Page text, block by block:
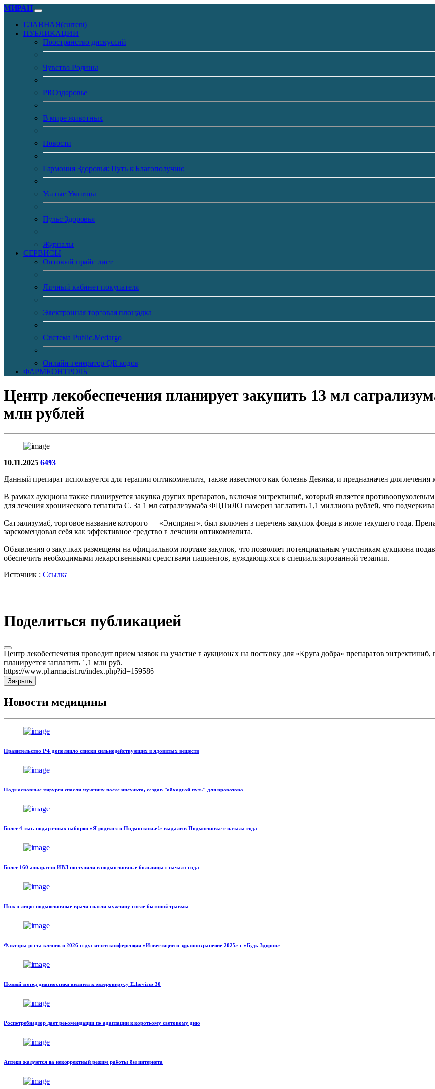
МИРАН
ГЛАВНАЯ(current)
ПУБЛИКАЦИИ
Пространство дискуссий
Чувство Родины
PROздоровье
В мире животных
Новости
Гармония Здоровья: Путь к Благополучию
Усатые Умницы
Пульс Здоровья
Журналы
CЕРВИСЫ
Оптовый прайс-лист
Личный кабинет покупателя
Электронная торговая площадка
Система Public.Medargo
Онлайн-генератор QR кодов
ФАРМКОНТРОЛЬ
Центр лекобеспечения планирует закупить 13 мл
млн рублей
10.11.2025 6493
Данный препарат используется для терапии оптикомиелита, также известного как болезнь Девика, и предназначен для лечения
В рамках аукциона также планируется закупка других препаратов, включая энтректиниб, который является
для лечения хронического гепатита С. За 1 мл сатрализумаба ФЦПиЛО намерен заплатить 1,1 миллиона рублей, что
Сатрализумаб, торговое название которого — «Энспринг», был включен в перечень закупок фонда в июле текущего года.
зарекомендовал себя как эффективное средство в лечении оптикомиелита.
Объявления о закупках размещены на официальном портале закупок, что позволяет потенциальным участникам аукциона
обеспечить необходимыми лекарственными средствами пациентов, нуждающихся в специализированной терапии.
Источник : Ссылка
Поделиться публикацией
Центр лекобеспечения проводит прием заявок на участие в аукционах на поставку для «Круга добра» препаратов
планируется заплатить 1,1 млн руб.
https://www.pharmacist.ru/index.php?id=159586
Закрыть
Новости медицины
Правительство РФ дополнило списки сильнодействующих и ядовитых веществ
Подмосковные хирурги спасли мужчину после инсульта, создав "обходной путь" для кровотока
Более 4 тыс. подарочных наборов «Я родился в Подмосковье!» выдали в Подмосковье с начала года
Более 160 аппаратов ИВЛ поступили в подмосковные больницы с начала года
Нож в лицо: подмосковные врачи спасли мужчину после бытовой травмы
Факторы роста клиник в 2026 году: итоги конференции «Инвестиции в здравоохранение 2025» с «Будь Здоров»
Новый метод диагностики антител к энтеровирусу Echovirus 30
Роспотребнадзор дает рекомендации по адаптации к короткому световому дню
Аптеки жалуются на некорректный режим работы без интернета